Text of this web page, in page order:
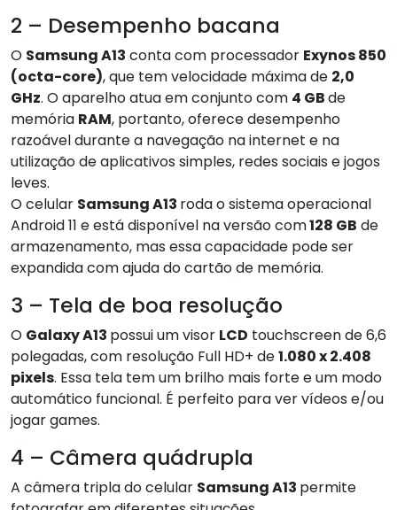
2 – Desempenho bacana
O Samsung A13 conta com processador Exynos 850
(octa-core), que tem velocidade máxima de 2,0
GHz. O aparelho atua em conjunto com 4 GBde
memória RAM, portanto, oferece desempenho
razoável durante a navegação na internet e na
utilização de aplicativos simples, redes sociais e jogos
leves.
O celular Samsung A13 roda o sistema operacional
Android 11 e está disponível na versão com128 GB de
armazenamento, mas essa capacidade pode ser
expandida com ajuda do cartão de memória.
3 – Tela de boa resolução
O Galaxy A13 possui um visor LCD touchscreen de 6,6
polegadas, com resolução Full HD+ de1.080 x 2.408
pixels. Essa tela tem um brilho mais forte e um modo
automático funcional. É perfeito para ver vídeos e/ou
jogar games.
4 – Câmera quádrupla
A câmera tripla do celular Samsung A13 permite